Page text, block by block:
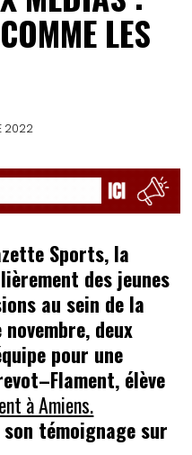
LES
2022
Sports, la
des jeunes
au sein de la
deux
pour une
élève
à Amiens.
témoignage sur